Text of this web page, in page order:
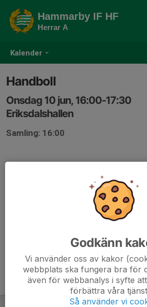
Kalender
Hammarby IF HF
Herrar A
Handboll
Onsdag 10 jun, 16:00-17:30
Eriksdalshallen
Samling: 16:00
Godkänn
Vi använder oss av kakor
webbplats ska fungera bra för
även för webbanalys i syfte
förbättra våra
Så använder vi